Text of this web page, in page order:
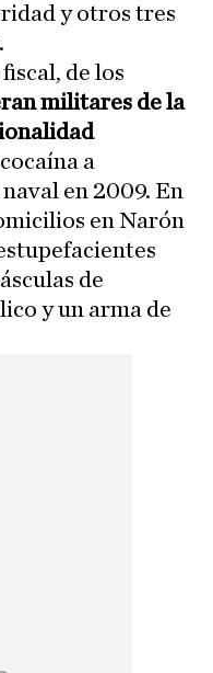
y otros tres
de los
militares de la
a
en 2009. En
en Narón
de
y un arma de